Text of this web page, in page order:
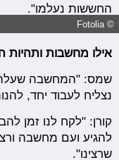
החששות נעלמו".
© Fotolia
אילו מחשבות ותהיות
שמס: "המחשבה
נצליח לעבוד יחד,
קורן: "לקח לנו זמן
להגיע ועם מחשבה
שרצינו".